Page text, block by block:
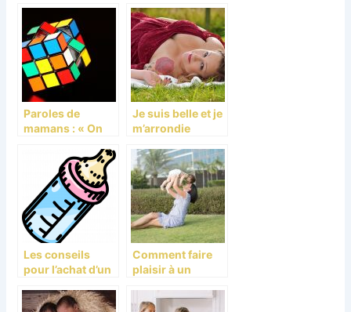
Paroles de
mamans : « On
qu’on peut »
Je suis belle et je
m’arrondie
Les conseils
pour l’achat d’un
Comment faire
plaisir à un